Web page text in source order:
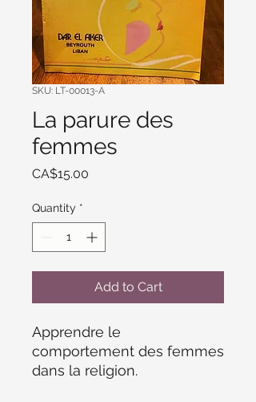
SKU: LT-00013-A
La parure des
femmes
CA$15.00
Quantity *
Add to Cart
Apprendre le
comportement des femmes
dans la religion.